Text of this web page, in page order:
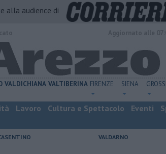
alla audience di
VALDICHIANA VALTIBERINA FIRENZE SIENA
Lavoro Cultura e Spettacolo Eventi
VALDARNO